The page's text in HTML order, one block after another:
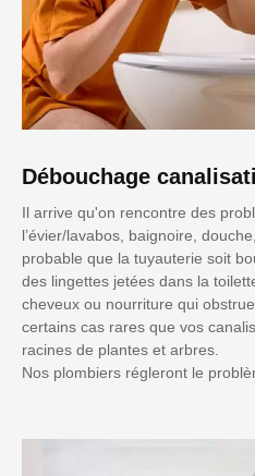
Débouchage
Il arrive qu'on rencontre des
l’évier/lavabos, baignoire,
probable que la tuyauterie soit
des lingettes jetées dans la
cheveux ou nourriture qui
certains cas rares que vos
racines de plantes et arbres.
Nos plombiers régleront le